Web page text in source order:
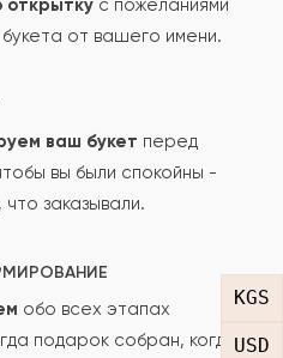
KGS
USD
от вашего имени.
ваш букет перед
вы были спокойны -
заказывали.
обо всех этапах
подарок собран, когда